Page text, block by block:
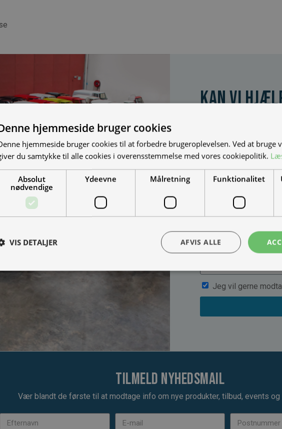
Kan vi
Vi bygger vognene
dine behov. Udfyld
muligheder, priser mm.
Jeg vil gerne
Tilmeld nyhedsmail
Vær blandt de første til at modtage info om nye produkter, tilbud, events og
hjemmeside bruger cookies
hjemmeside bruger cookies til at forbedre brugeroplevelsen. Ved at bruge
du samtykke til alle cookies i overensstemmelse med vores cookiepolitik.
Absolut
nødvendige
Ydeevne Målretning Funktionalitet
AFVIS ALLE
VIS DETALJER